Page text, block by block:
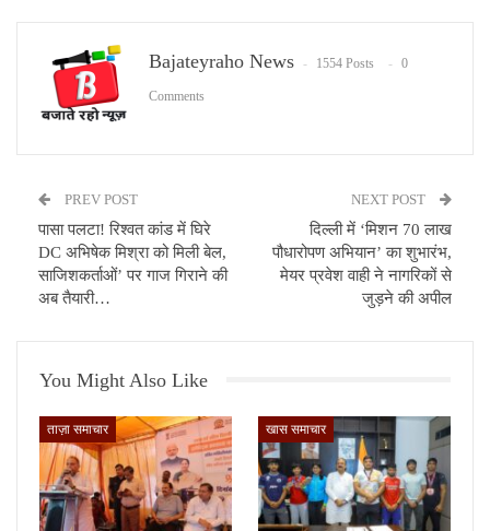
Bajateyraho News 1554 Posts 0
Comments
PREV POST
पासा पलटा! रिश्वत कांड में घिरे
DC अभिषेक मिश्रा को मिली बेल,
साजिशकर्ताओं’ पर गाज गिराने की
अब तैयारी…
NEXT POST
दिल्ली में ‘मिशन 70 लाख
पौधारोपण अभियान’ का शुभारंभ,
मेयर प्रवेश वाही ने नागरिकों से
जुड़ने की अपील
You Might Also Like
ताज़ा समाचार खास समाचार